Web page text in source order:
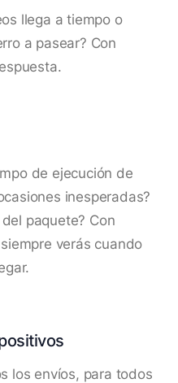
llega a tiempo o
a pasear? Con
de ejecución de
inesperadas?
paquete? Con
verás cuando
los envíos, para todos